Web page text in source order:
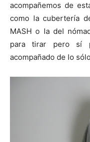
acompañemos de
como la cubertería
MASH o la del
para tirar pero sí
acompañado de lo